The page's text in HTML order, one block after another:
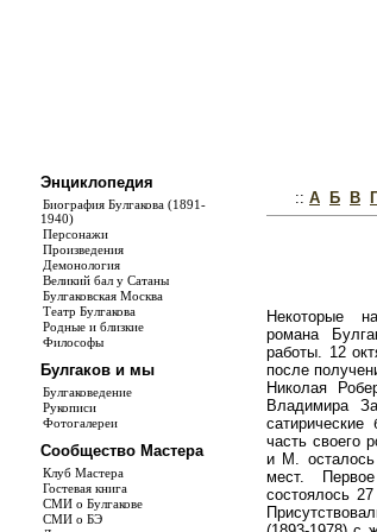
Энциклопедия
Биография Булгакова (1891-
1940)
Персонажи
Произведения
Демонология
Великий бал у Сатаны
Булгаковская Москва
Театр Булгакова
Родные и близкие
Философы
Булгаков и мы
Булгаковедение
Рукописи
Фотогалереи
Сообщество Мастера
Клуб Мастера
Гостевая книга
СМИ о Булгакове
СМИ о БЭ
:: А Б В Г
Некоторые
романа
работы. 12
после
Николая
Владимира
часть своего
и М. осталось
мест.
состоялось